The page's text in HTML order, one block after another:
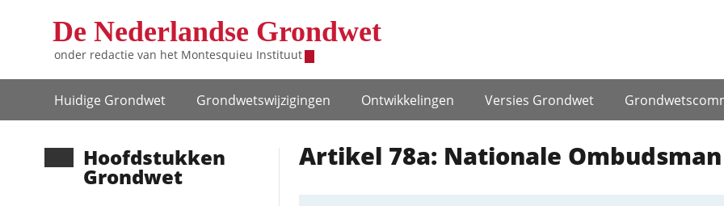
De Nederlandse Grondwet
onder redactie van het Montesquieu Instituut
Hoofdnavigatie
Huidige Grondwet Grondwets­wijzigingen Ontwikke­lingen Versies Grondwet
Hoofd­stukken
Grondwet
Artikel 78a: Nationale Ombudsman